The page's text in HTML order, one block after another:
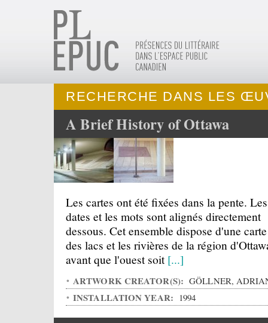
RECHERCHE DANS LES
A Brief History of Ottawa
Les cartes ont été fixées dans la pente. Les
dates et les mots sont alignés directement
dessous. Cet ensemble dispose d'une carte
des lacs et les rivières de la région
avant que l'ouest soit[...]
ARTWORK CREATOR(S): GÖLLNER,
INSTALLATION YEAR: 1994